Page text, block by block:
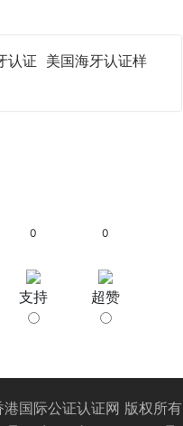
认证 美国海牙认证样
0
支持
0
超赞
港国际公证认证网 版权所有